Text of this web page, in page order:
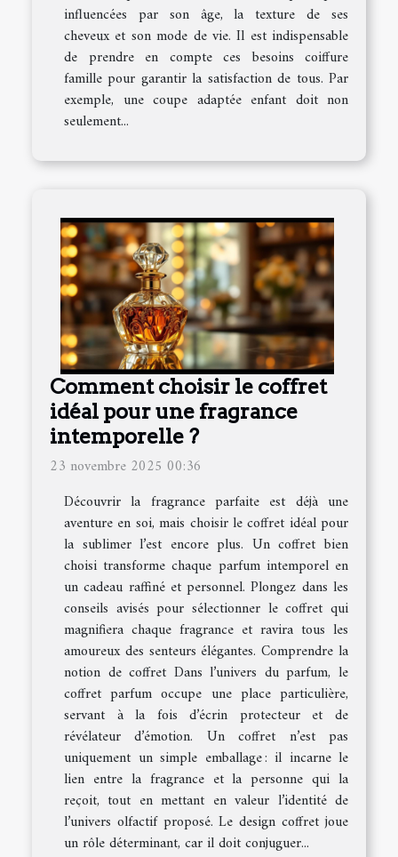
influencées par son âge, la texture de ses
cheveux et son mode de vie. Il est indispensable
de prendre en compte ces besoins coiffure
famille pour garantir la satisfaction de tous. Par
exemple, une coupe adaptée enfant doit non
seulement...
Comment choisir le coffret
idéal pour une fragrance
intemporelle ?
23 novembre 2025 00:36
Découvrir la fragrance parfaite est déjà une
aventure en soi, mais choisir le coffret idéal pour
la sublimer l’est encore plus. Un coffret bien
choisi transforme chaque parfum intemporel en
un cadeau raffiné et personnel. Plongez dans les
conseils avisés pour sélectionner le coffret qui
magnifiera chaque fragrance et ravira tous les
amoureux des senteurs élégantes. Comprendre la
notion de coffret Dans l’univers du parfum, le
coffret parfum occupe une place particulière,
servant à la fois d’écrin protecteur et de
révélateur d’émotion. Un coffret n’est pas
uniquement un simple emballage : il incarne le
lien entre la fragrance et la personne qui la
reçoit, tout en mettant en valeur l’identité de
l’univers olfactif proposé. Le design coffret joue
un rôle déterminant, car il doit conjuguer...